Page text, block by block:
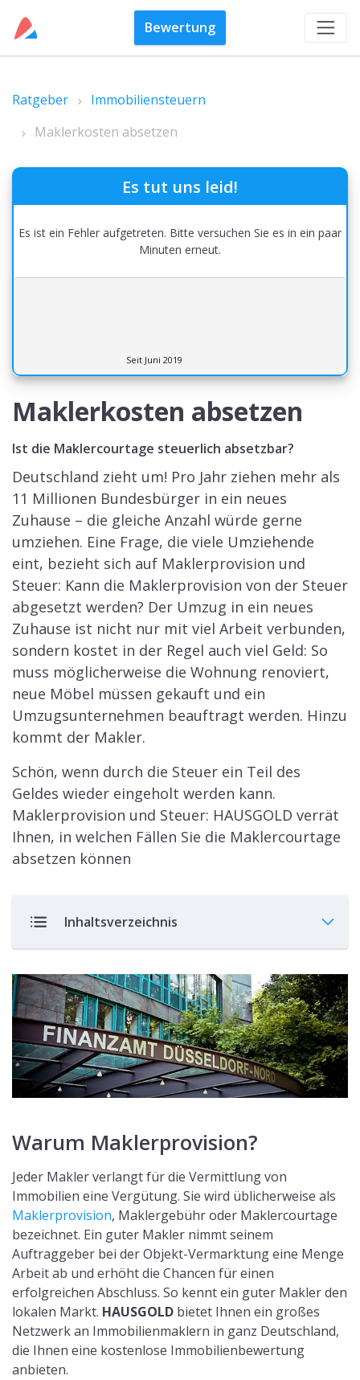
Bewertung
Ratgeber
Immobiliensteuern
Maklerkosten absetzen
Maklerkosten absetzen
Ist die Maklercourtage steuerlich absetzbar?
Deutschland zieht um! Pro Jahr ziehen mehr als
11 Millionen Bundesbürger in ein neues
Zuhause – die gleiche Anzahl würde gerne
umziehen. Eine Frage, die viele Umziehende
eint, bezieht sich auf Maklerprovision und
Steuer: Kann die Maklerprovision von der Steuer
abgesetzt werden? Der Umzug in ein neues
Zuhause ist nicht nur mit viel Arbeit verbunden,
sondern kostet in der Regel auch viel Geld: So
muss möglicherweise die Wohnung renoviert,
neue Möbel müssen gekauft und ein
Umzugsunternehmen beauftragt werden. Hinzu
kommt der Makler.
Schön, wenn durch die Steuer ein Teil des
Geldes wieder eingeholt werden kann.
Maklerprovision und Steuer: HAUSGOLD verrät
Ihnen, in welchen Fällen Sie die Maklercourtage
absetzen können
Inhaltsverzeichnis
Warum Maklerprovision?
Jeder Makler verlangt für die Vermittlung von
Immobilien eine Vergütung. Sie wird üblicherweise als
Maklerprovision, Maklergebühr oder Maklercourtage
bezeichnet. Ein guter Makler nimmt seinem
Auftraggeber bei der Objekt-Vermarktung eine Menge
Arbeit ab und erhöht die Chancen für einen
erfolgreichen Abschluss. So kennt ein guter Makler den
lokalen Markt. HAUSGOLD bietet Ihnen ein großes
Netzwerk an Immobilienmaklern in ganz Deutschland,
die Ihnen eine kostenlose Immobilienbewertung
anbieten.
Es tut uns leid!
Es ist ein Fehler aufgetreten. Bitte versuchen Sie es in ein paar
Minuten erneut.
Seit Juni 2019